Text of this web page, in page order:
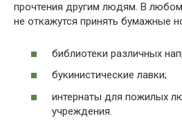
прочтения другим людям. В
не откажутся принять бумажные
библиотеки различных
букинистические лавки;
интернаты для пожилых
учреждения.